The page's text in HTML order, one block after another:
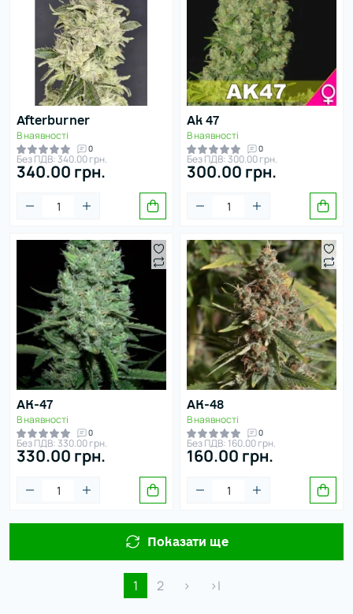
Afterburner
В наявності
0
Без ПДВ: 340.00 грн.
340.00 грн.
Ak 47
В наявності
0
Без ПДВ: 300.00 грн.
300.00 грн.
AK-47
В наявності
0
Без ПДВ: 330.00 грн.
330.00 грн.
AK-48
В наявності
0
Без ПДВ: 160.00 грн.
160.00 грн.
Показати ще
1 2 > >|